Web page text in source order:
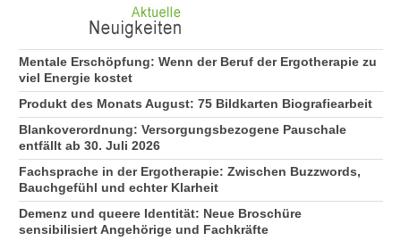
Mentale Erschöpfung: Wenn der Beruf der Ergotherapie zu
viel Energie kostet
Produkt des Monats August: 75 Bildkarten Biografiearbeit
Blankoverordnung: Versorgungsbezogene Pauschale
entfällt ab 30. Juli 2026
Fachsprache in der Ergotherapie: Zwischen Buzzwords,
Bauchgefühl und echter Klarheit
Demenz und queere Identität: Neue Broschüre
sensibilisiert Angehörige und Fachkräfte